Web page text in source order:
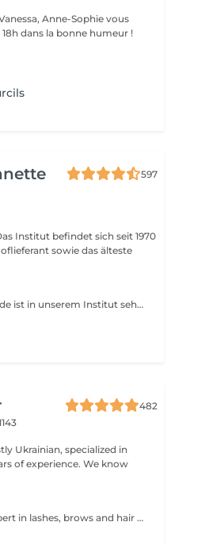
Anne-Sophie vous
dans la bonne humeur !
597
sowie das älteste
Zuckerhaarentfernung Diese Methode ist in unserem Institut sehr beliebt geworden. Die Zuckerpaste ist 100% natürlich. Sie basiert auf tausendjährigen Rezepten aus dem Nahen Osten und enthält ausschließlich Wasser und Zucker ohne chemische, aromatische oder färbende Substanzen. Die Paste ist hypoallergen und verursacht keine Hautreizungen. Sie gilt für alle Bereiche. Die Paste wird in das Follikel massiert, umhüllt die Haare, umgibt sie und schmiert sie. Die Extraktion erfolgt in natürlicher Haarwuchsrichtung. Es gibt keine gebrochenen Haare mehr im Follikel. Diese Technik verursacht keine Rötung oder Reizung der Haut. Ein nicht zu vernachlässigender Vorteil ist die Tatsache, dass Sie keine bestimmte Haarlänge haben müssen, da der Zucker anders als beim Wachs sehr kurze Haare effektiv entfernt. Wir empfehlen diese Methode auch Teenagern beim ersten Depilieren und bei Menschen, die eine vollständige Körperhaarentfernung wünschen, da sie viel weniger schmerzhaft ist als Wachsen.
482
Ukrainian, specialized in
We know
Service performed by Diana, our expert in lashes, brows and hair removal, with over 10 years of experience, ensuring precision and high-quality results.